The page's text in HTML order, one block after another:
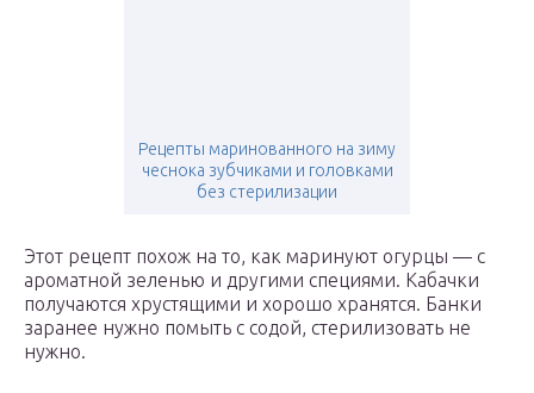
Рецепты маринованного на зиму
чеснока зубчиками и головками
без стерилизации
Этот рецепт похож на то, как маринуют огурцы — с
ароматной зеленью и другими специями. Кабачки
получаются хрустящими и хорошо хранятся. Банки
заранее нужно помыть с содой, стерилизовать не
нужно.